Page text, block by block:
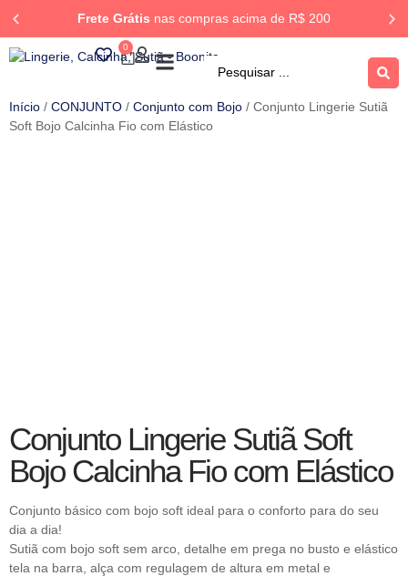
Frete Grátis nas compras acima de R$ 200
0
Início / CONJUNTO / Conjunto com Bojo / Conjunto Lingerie Sutiã
Soft Bojo Calcinha Fio com Elástico
Conjunto Lingerie Sutiã Soft
Bojo Calcinha Fio com Elástico
Conjunto básico com bojo soft ideal para o conforto para do seu
dia a dia!
Sutiã com bojo soft sem arco, detalhe em prega no busto e elástico
tela na barra, alça com regulagem de altura em metal e